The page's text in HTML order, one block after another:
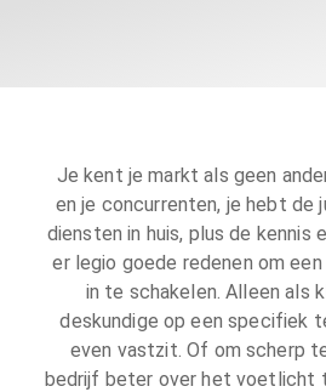
Je kent je markt als geen
en je concurrenten, je hebt de
diensten in huis, plus de kennis
er legio goede redenen om
in te schakelen. Alleen als
deskundige op een specifiek
even vastzit. Of om scherp
bedrijf beter over het voetlicht